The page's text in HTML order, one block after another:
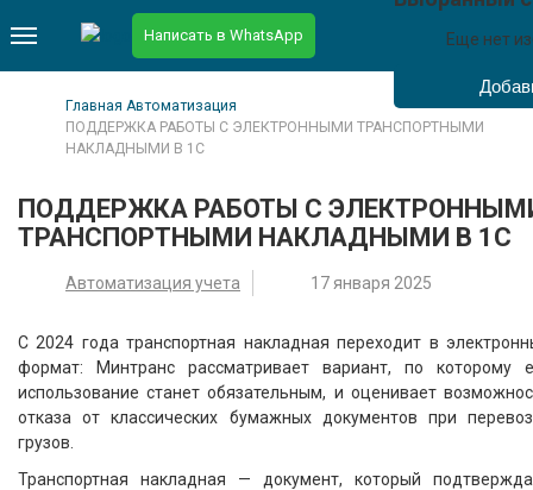
Написать в WhatsApp Еще нет
Главная Автоматизация
ПОДДЕРЖКА РАБОТЫ С ЭЛЕКТРОННЫМИ ТРАНСПОРТНЫМИ
НАКЛАДНЫМИ В 1С
ПОДДЕРЖКА РАБОТЫ С
ТРАНСПОРТНЫМИ НАКЛАДНЫМИ В 1С
Автоматизация учета 17 января 2025
С 2024 года транспортная накладная переходит в
формат: Минтранс рассматривает вариант, по которому
использование станет обязательным, и оценивает
отказа от классических бумажных документов при
грузов.
Транспортная накладная — документ, который